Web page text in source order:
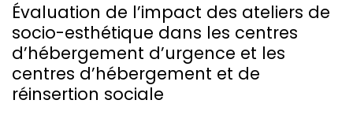
Évaluation de l’impact des ateliers de
socio-esthétique dans les centres
d’hébergement d’urgence et les
centres d’hébergement et de
réinsertion sociale